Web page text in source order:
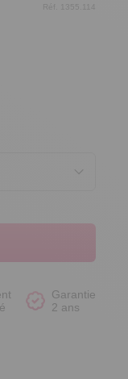
Réf. 1355.114
Garantie
2 ans